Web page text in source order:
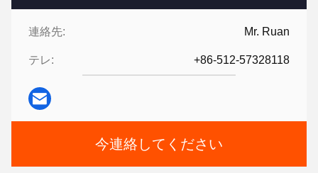
連絡先: Mr. Ruan
テレ: +86-512-57328118
今連絡してください